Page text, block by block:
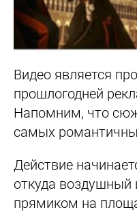
Видео является
прошлогодней
Напомним, что
самых
Действие
откуда воздушный
прямиком на